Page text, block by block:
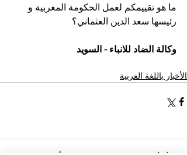
ما هو تقييمكم لعمل الحكومة المغربية و
رئيسها سعد الدين العثماني؟
وكالة الضاد للانباء - السويد
الأخبار باللغة العربية